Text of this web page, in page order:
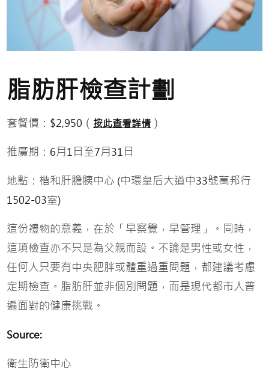
脂肪肝檢查計劃
套餐價： $2,950 （ 按此查看詳情 ）
推廣期： 6月1 日至7月31 日
地點：楷和肝膽胰中心 (中環皇后大道中33號萬邦行
1502-03室)
這份禮物的意義，在於「早察覺，早管理」。同時，
這項檢查亦不只是為父親而設。不論是男性或女性，
任何人只要有中央肥胖或體重過重問題，都建議考慮
定期檢查。脂肪肝並非個別問題，而是現代都市人普
遍面對的健康挑戰。
Source:
衛生防衛中心